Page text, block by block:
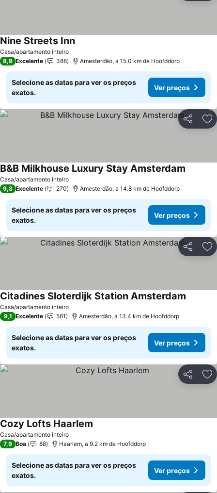
Casa/apartamento inteiro
Nine Streets Inn
8,9 Excelente 388 Amesterdão, a 15.0 km de Hoofddorp
Selecione as datas para ver os preços
exatos.
Ver preços
Partilhar
Casa/apartamento inteiro
B&B Milkhouse Luxury Stay Amsterdam
9,8 Excelente 270 Amesterdão, a 14.8 km de Hoofddorp
Selecione as datas para ver os preços
exatos.
Ver preços
Partilhar
Casa/apartamento inteiro
Citadines Sloterdijk Station Amsterdam
9,1 Excelente 561 Amesterdão, a 13.4 km de Hoofddorp
Selecione as datas para ver os preços
exatos.
Ver preços
Partilhar
Casa/apartamento inteiro
Cozy Lofts Haarlem
7,9 Boa 88 Haarlem, a 9.2 km de Hoofddorp
Selecione as datas para ver os preços
exatos.
Ver preços